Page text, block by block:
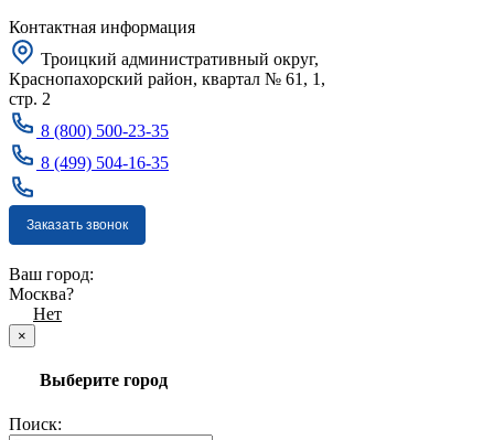
Контактная информация
Троицкий административный округ,
Краснопахорский район, квартал № 61, 1,
стр. 2
8 (800) 500-23-35
8 (499) 504-16-35
Заказать звонок
Ваш город:
Москва?
Нет
×
Выберите город
Поиск: